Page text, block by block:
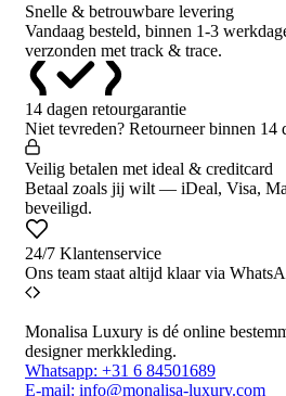
Snelle & betrouwbare levering
Vandaag besteld, binnen 1-3
verzonden met track & trace.
14 dagen retourgarantie
Niet tevreden? Retourneer binnen 14
Veilig betalen met ideal & creditcard
Betaal zoals jij wilt — iDeal, Visa,
beveiligd.
24/7 Klantenservice
Ons team staat altijd klaar via
Monalisa Luxury is dé online
designer merkkleding.
Whatsapp: +31 6 84501689
E-mail: info@monalisa-luxury.com